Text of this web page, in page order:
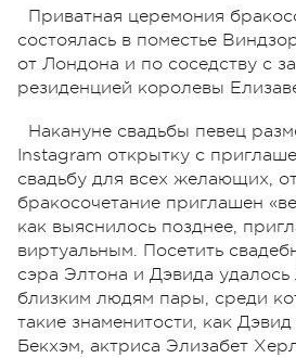
Приватная церемония
состоялась в поместье
от Лондона и по соседству с
резиденцией королевы
Накануне свадьбы певец
Instagram открытку с
свадьбу для всех желающих,
бракосочетание приглашен
как выяснилось позднее,
виртуальным. Посетить
сэра Элтона и Дэвида
близким людям пары, среди
такие знаменитости, как
Бекхэм, актриса Элизабет